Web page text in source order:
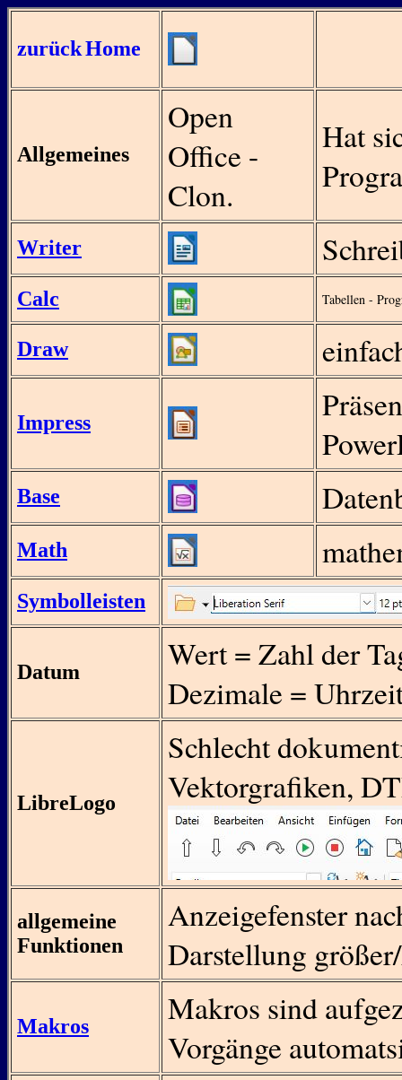
zurückHome
Allgemeines
Open
Office -
Clon.
Hat
Writer
Calc Tabellen -
Draw
Impress
Base
Math
Symbolleisten
Datum
Wert = Zahl der
Dezimale =
LibreLogo
Schlecht
Vektorgrafiken,
allgemeine
Funktionen
Anzeigefenster
Darstellung
Makros
Makros sind
Vorgänge